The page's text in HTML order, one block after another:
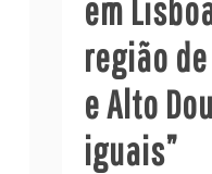
em
região
e Alto
iguais”